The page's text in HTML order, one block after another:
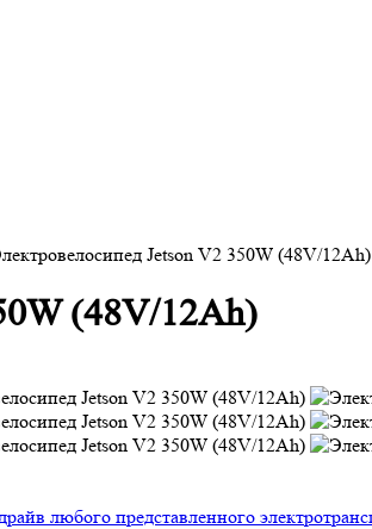
Jetson V2 350W (48V/12Ah)
(48V/12Ah)